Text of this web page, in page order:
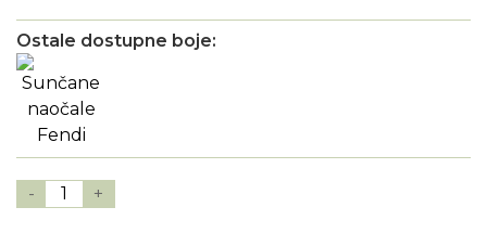
Ostale dostupne boje:
- 1 +